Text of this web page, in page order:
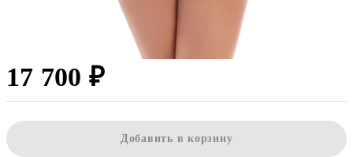
17 700 ₽
Добавить в корзину